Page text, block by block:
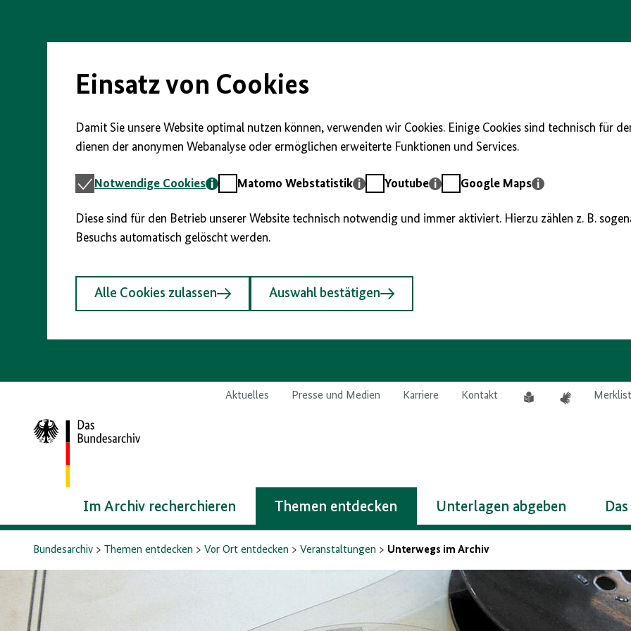
Seiteninhalt
Einsatz von Cookies
Damit Sie unsere Website optimal nutzen können, verwenden wir Cookies. Einige Cookies sind technisch für
dienen der anonymen Webanalyse oder ermöglichen erweiterte Funktionen und Services.
Notwendige
Notwendige Cookies
MatomoMatomo Webstatistik YoutubeYoutube
GoogleGoogle Maps
Diese sind für den Betrieb unserer Website technisch notwendig und immer aktiviert. Hierzu zählen z. B.
Besuchs automatisch gelöscht werden.
Alle Cookies zulassen Auswahl bestätigen
Aktuelles Presse und Medien Karriere Kontakt
Leichte
Zur
Startseite
Im Archiv recherchieren Themen entdecken Unterlagen abgeben
Bundesarchiv Themen entdecken Vor Ort entdecken Veranstaltungen Unterwegs im Archiv